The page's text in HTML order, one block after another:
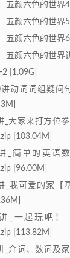
五颜六色的世界
五颜六色的世界
五颜六色的世界
五颜六色的世界
[1.09G]
动词词组疑问
_大家来打方位
[103.04M]
_简单的英语
[96.00M]
_我可爱的家【
_一起玩吧！
[113.82M]
_介词、数词及